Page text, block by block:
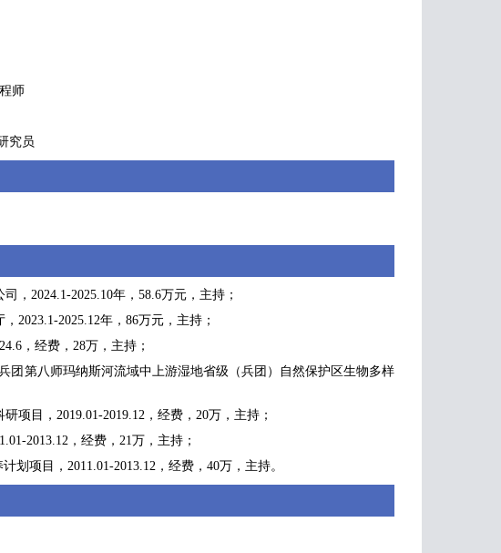
师
究员
，2024.1-2025.10年，58.6万元，主持；
2023.1-2025.12年，86万元，主持；
，经费，28万，主持；
团第八师玛纳斯河流域中上游湿地省级（兵团）自然保护区生物多样
项目，2019.01-2019.12，经费，20万，主持；
2013.12，经费，21万，主持；
划项目，2011.01-2013.12，经费，40万，主持。